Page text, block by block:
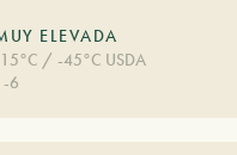
ELEVADA
/ -45°C USDA
6